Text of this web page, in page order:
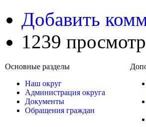
Добавить
1239
Основные разделы
Наш округ
Администрация округа
Документы
Обращения граждан